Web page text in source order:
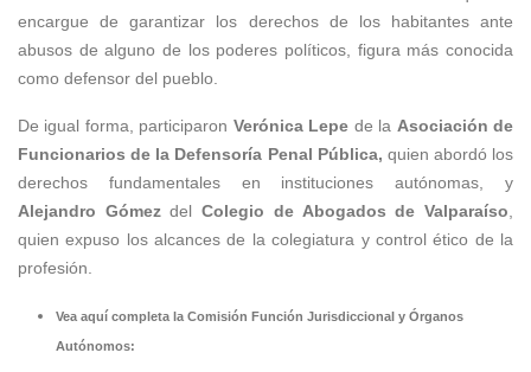
encargue de garantizar los derechos de los habitantes ante
abusos de alguno de los poderes políticos, figura más conocida
como defensor del pueblo.
De igual forma, participaron Verónica Lepe de la Asociación de
Funcionarios de la Defensoría Penal Pública, quien abordó los
derechos fundamentales en instituciones autónomas, y
Alejandro GómezdelColegio de Abogados de Valparaíso,
quien expuso los alcances de la colegiatura y control ético de la
profesión.
Vea aquí completa la Comisión Función Jurisdiccional y Órganos
Autónomos: